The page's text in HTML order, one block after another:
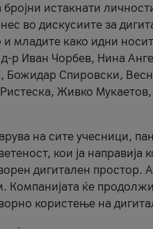
истакнати
во дискусиите за
младите како идни
р Иван Чорбев, Нина
Спировски,
Живко
на сите учесници,
кои ја
дигитален простор.
Компанијата ќе
користење на